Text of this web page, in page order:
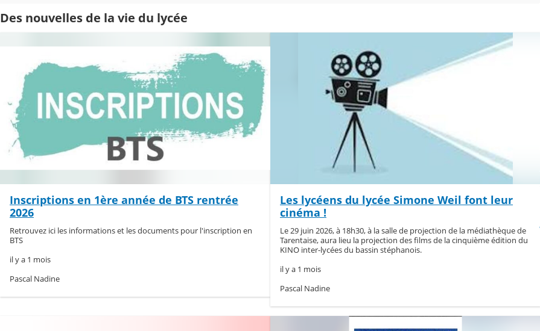
Des nouvelles de la vie du lycée
Inscriptions en 1ère année de BTS rentrée
2026
Retrouvez ici les informations et les documents pour l'inscription en
BTS
il y a 1 mois
Pascal Nadine
Les lycéens du lycée Simone Weil font leur
cinéma !
Le 29 juin 2026, à 18h30, à la salle de projection de la médiathèque de
Tarentaise, aura lieu la projection des films de la cinquième édition du
KINO inter-lycées du bassin stéphanois.
il y a 1 mois
Pascal Nadine